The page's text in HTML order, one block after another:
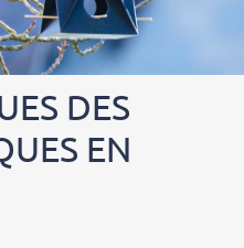
DES
EN